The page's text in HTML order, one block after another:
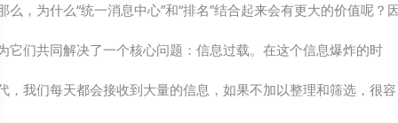
么，为什么“统一消息中心”和“排名”结合起来会有更大的价值呢？
它们共同解决了一个核心问题：信息过载。在这个信息爆炸的时
，我们每天都会接收到大量的信息，如果不加以整理和筛选，很容